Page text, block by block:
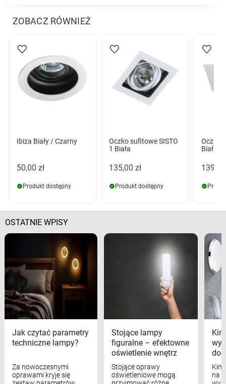
ZOBACZ RÓWNIEŻ
Ibiza Biały / Czarny
50,00 zł
Produkt dostępny
Oczko sufitowe SISTO
1 Biała
135,00 zł
Produkt dostępny
Oczko
Biała/
139,00
OSTATNIE WPISY
Jak czytać parametry
techniczne lampy?
Za nowoczesnymi
oprawami kryje się
Stojące lampy
figuralne – efektowne
oświetlenie wnętrz
Stojące oprawy
oświetleniowe mogą
na